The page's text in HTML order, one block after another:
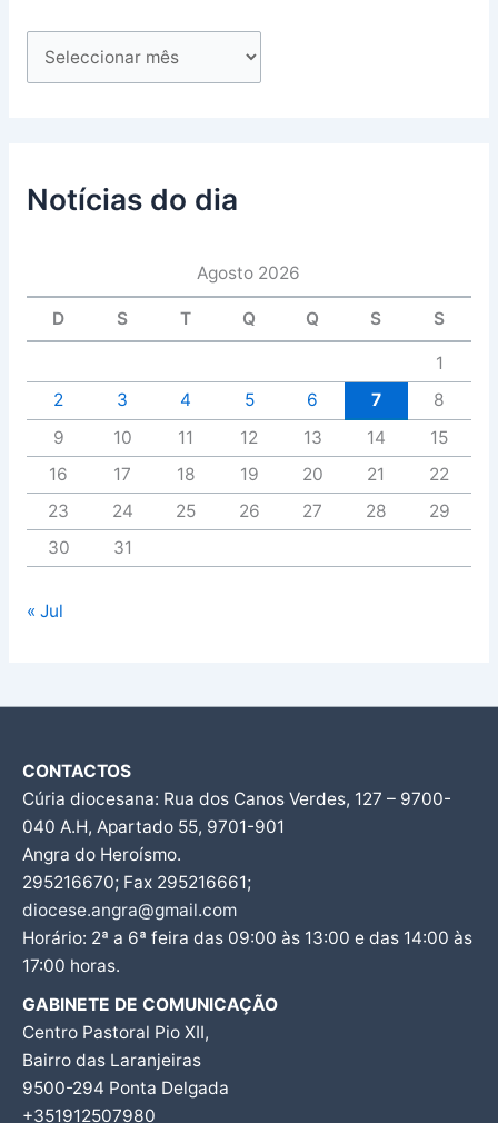
Notícias do dia
Agosto 2026
D S T Q Q S S
1
2
3 4 5 6 7
8
9
10 11 12 13 14
15
16
17 18 19 20 21
22
23
24 25 26 27 28
29
30
31
« Jul
CONTACTOS
Cúria diocesana: Rua dos Canos Verdes, 127 – 9700-
040 A.H, Apartado 55, 9701-901
Angra do Heroísmo.
295216670; Fax 295216661;
diocese.angra@gmail.com
Horário: 2ª a 6ª feira das 09:00 às 13:00 e das 14:00 às
17:00 horas.
GABINETE DE COMUNICAÇÃO
Centro Pastoral Pio XII,
Bairro das Laranjeiras
9500-294 Ponta Delgada
+351912507980